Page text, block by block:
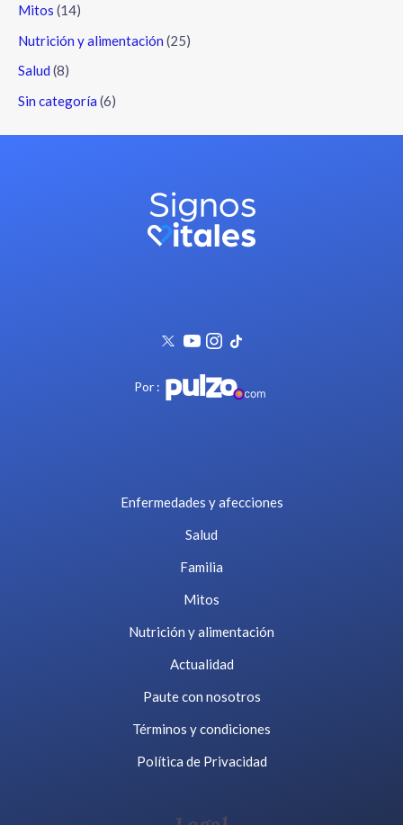
Mitos (14)
Nutrición y alimentación (25)
Salud (8)
Sin categoría (6)
Por :
Enfermedades y afecciones
Salud
Familia
Mitos
Nutrición y alimentación
Actualidad
Paute con nosotros
Términos y condiciones
Política de Privacidad